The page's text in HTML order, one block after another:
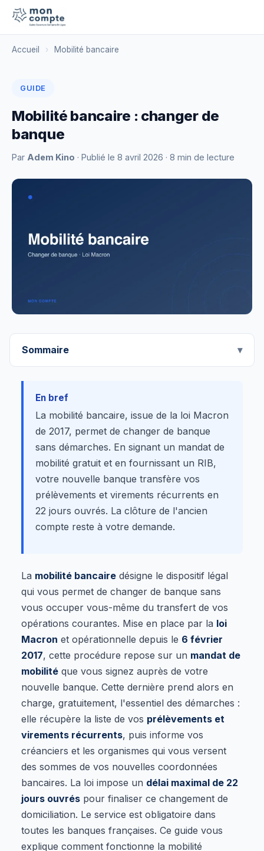
Accueil › Mobilité bancaire
GUIDE
Mobilité bancaire : changer de
banque
Par Adem Kino · Publié le 8 avril 2026 · 8 min de lecture
Sommaire
En bref
La mobilité bancaire, issue de la loi Macron
de 2017, permet de changer de banque
sans démarches. En signant un mandat de
mobilité gratuit et en fournissant un RIB,
votre nouvelle banque transfère vos
prélèvements et virements récurrents en
22 jours ouvrés. La clôture de l'ancien
compte reste à votre demande.
La mobilité bancaire désigne le dispositif légal
qui vous permet de changer de banque sans
vous occuper vous-même du transfert de vos
opérations courantes. Mise en place par la loi
Macron et opérationnelle depuis le 6 février
2017, cette procédure repose sur un mandat de
mobilité que vous signez auprès de votre
nouvelle banque. Cette dernière prend alors en
charge, gratuitement, l'essentiel des démarches :
elle récupère la liste de vos prélèvements et
virements récurrents, puis informe vos
créanciers et les organismes qui vous versent
des sommes de vos nouvelles coordonnées
bancaires. La loi impose un délai maximal de 22
jours ouvrés pour finaliser ce changement de
domiciliation. Le service est obligatoire dans
toutes les banques françaises. Ce guide vous
explique comment fonctionne la mobilité